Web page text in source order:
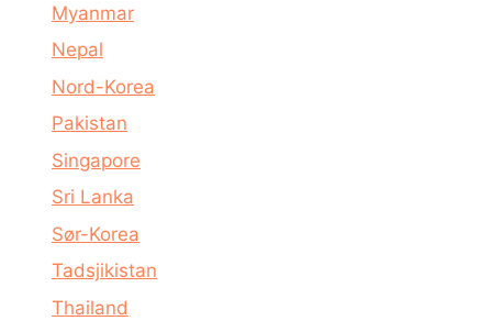
Myanmar
Nepal
Nord-Korea
Pakistan
Singapore
Sri Lanka
Sør-Korea
Tadsjikistan
Thailand